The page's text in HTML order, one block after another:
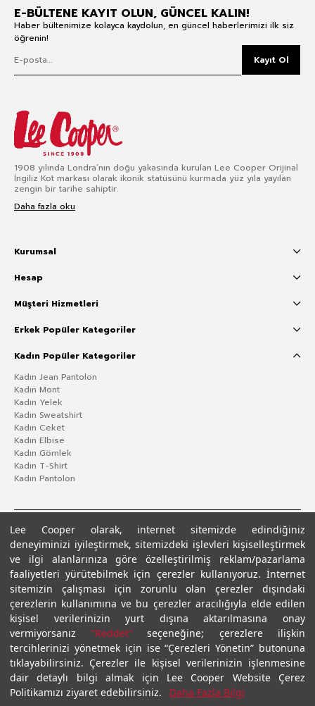
Lee Cooper olarak, internet sitemizde edindiğiniz
deneyiminizi iyileştirmek, sitemizdeki işlevleri kişiselleştirmek
ve ilgi alanlarınıza göre özelleştirilmiş reklam/pazarlama
faaliyetleri yürütebilmek için çerezler kullanıyoruz. İnternet
sitemizin çalışması için zorunlu olan çerezler dışındaki
çerezlerin kullanımına ve bu çerezler aracılığıyla elde edilen
kişisel verilerinizin yurt dışına aktarılmasına onay
vermiyorsanız “Reddet”seçeneğine; çerezlere ilişkin
tercihlerinizi yönetmek için ise “Çerezleri Yönetin” butonuna
tıklayabilirsiniz. Çerezler ile kişisel verilerinizin işlenmesine
dair detaylı bilgi almak için Lee Cooper Website Çerez
Politikamızı ziyaret edebilirsiniz.
Daha Fazla Bilgi
E-BÜLTENE KAYIT OLUN, GÜNCEL KALIN!
Haber bültenimize kolayca kaydolun, en güncel haberlerimizi ilk siz
öğrenin!
Kayıt Ol
1908 yılında Londra’nın doğu yakasında kurulan Lee Cooper Orijinal
İngiliz Kot markası olarak ikonik statüsünü kurmada yüz yıla yayılan
zengin bir tarihe sahiptir.
Daha fazla oku
Kurumsal
Hesap
Müşteri Hizmetleri
Erkek Popüler Kategoriler
Kadın Popüler Kategoriler
Kadın Jean Pantolon
Kadın Mont
Kadın Yelek
Kadın Sweatshirt
Kadın Ceket
Kadın Elbise
Kadın Gömlek
Kadın T-Shirt
Kadın Pantolon
Gizlilik PolitikasıÇerez Politikası KVKK Aydınlatma MetniŞartlar ve Koşullar
© 2026 Leecooper - Tüm Hakları Saklıdır.